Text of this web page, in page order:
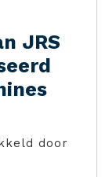
JRS
door